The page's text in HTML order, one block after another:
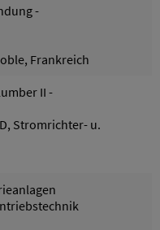
-
Frankreich
II -
Stromrichter- u.